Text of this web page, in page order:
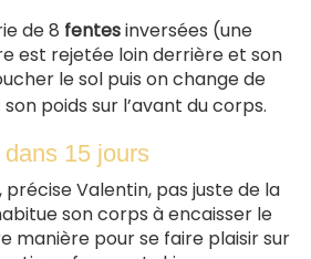
de 8 fentesinversées (une
est rejetée loin derrière et son
le sol puis on change de
poids sur l’avant du corps.
15 jours
précise Valentin, pas juste de la
son corps à encaisser le
manière pour se faire plaisir sur